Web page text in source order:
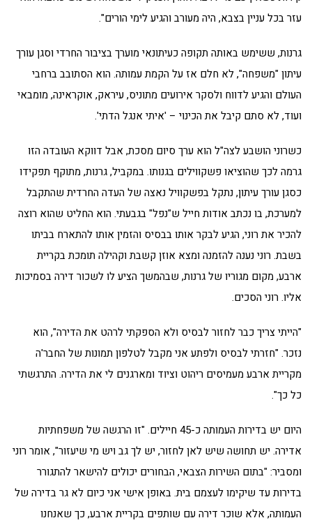
עזר בכל עניין בצבא, היה מעורב והגיע לימי הורים".
גרנות, ששימש באותה תקופה כעיתונאי מוערך בציבור החרדי וסגן עורך
עיתון "משפחה", לא חלם אז על הקמת עמותה. הוא הסתובב ברחבי
העולם והגיע לדווח ולסקר אירועים מתוניס, עיראק, אוקראינה, מומבאי
ועוד, לא סתם קיבל את הכינוי – 'איתי אנגל הדתי'.
כשרוני הושבע לצה"ל הוא ערך סיום מסכת, אבל דווקא העובדה הזו
גרמה לכך שהוציאו פשקווילים בגנותו. במקביל, גרנות, מתוקף תפקידו
כסגן עורך עיתון, נתקל בפשקוויל נאצה של העדה החרדית שהתקבל
למערכת, בו נכתב אודות חייל ש"נפל" בגבעתי. הוא החליט שהוא רוצה
להכיר את רוני, הגיע לבקר אותו בבסיס והזמין אותו להתארח בביתו
בשבת. רוני נענה להזמנה ומצא אוזן קשבת וקהילה תומכת בקריית
ארבע, מקום מגוריו של גרנות, שבהמשך הציע לו לשכור דירה בסמיכות
אליו. רוני הסכים.
"הייתי צריך כבר לחזור לבסיס ולא הספקתי לרהט את הדירה", הוא
נזכר. "חזרתי לבסיס ולפתע אני מקבל לטלפון תמונות של החבר'ה
מקריית ארבע מעמיסים ריהוט וציוד ומארגנים לי את הדירה. התרגשתי
כל כך".
היום יש בדירות העמותה כ-45 חיילים. "זו הרגשה של משפחתיות
אדירה. יש תחושה שיש לאן לחזור, יש לך גב ויש מי שיעזור", אומר רוני
ומסביר: "בתום השירות הצבאי, הבחורים יכולים להישאר להתגורר
בדירות עד שיקימו לעצמם בית. באופן אישי אני כיום לא גר בדירה של
העמותה, אלא שוכר דירה עם שותפים בקריית ארבע, כך שאנחנו